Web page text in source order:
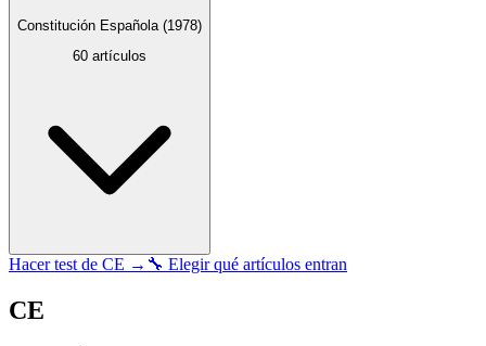
Constitución Española (1978)
60 artículos
Hacer test de CE → 🔧 Elegir qué artículos entran
CE